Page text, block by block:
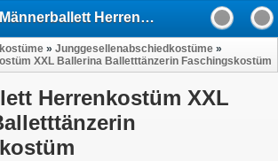
Männerballett Herrenkostüm XXL Ballerina Balletttänzerin Faschingskostüm
» Junggesellenabschiedkostüme »
XXL Ballerina Balletttänzerin Faschingskostüm
Herrenkostüm XXL